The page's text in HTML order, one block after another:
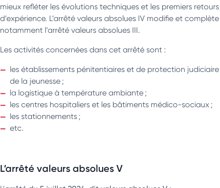
mieux refléter les évolutions techniques et les premiers retours
d’expérience. L’arrêté valeurs absolues IV modifie et complète
notamment l’arrêté valeurs absolues III.
Les activités concernées dans cet arrêté sont :
les établissements pénitentiaires et de protection judiciaire
de la jeunesse ;
la logistique à température ambiante ;
les centres hospitaliers et les bâtiments médico-sociaux ;
les stationnements ;
etc.
L’arrêté valeurs absolues V